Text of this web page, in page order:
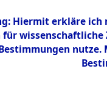
Hiermit erkläre ich